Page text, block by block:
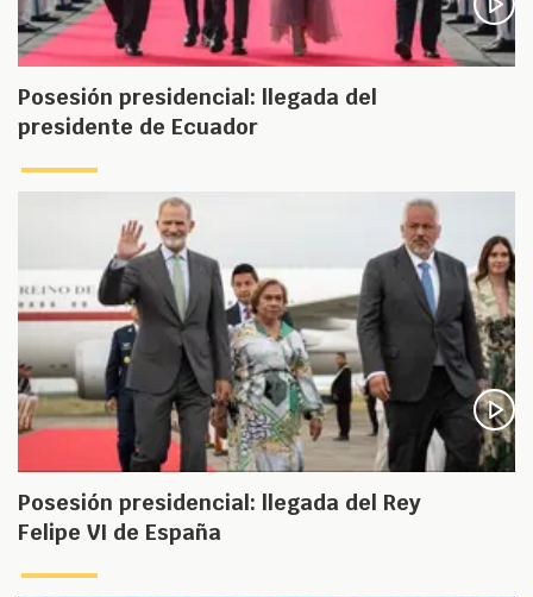
Posesión presidencial: llegada del
presidente de Ecuador
Posesión presidencial: llegada del Rey
Felipe VI de España